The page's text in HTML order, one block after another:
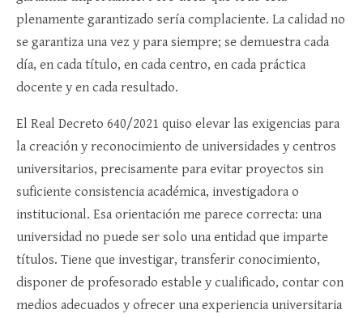
plenamente garantizado sería complaciente. La calidad no
se garantiza una vez y para siempre; se demuestra cada
día, en cada título, en cada centro, en cada práctica
docente y en cada resultado.
El Real Decreto 640/2021 quiso elevar las exigencias para
la creación y reconocimiento de universidades y centros
universitarios, precisamente para evitar proyectos sin
suficiente consistencia académica, investigadora o
institucional. Esa orientación me parece correcta: una
universidad no puede ser solo una entidad que imparte
títulos. Tiene que investigar, transferir conocimiento,
disponer de profesorado estable y cualificado, contar con
medios adecuados y ofrecer una experiencia universitaria